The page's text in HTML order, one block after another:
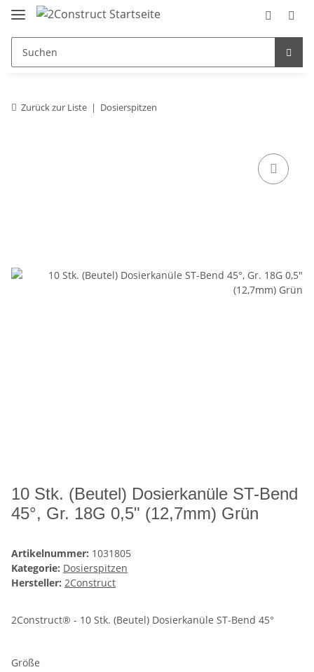
Zurück zur Liste Dosierspitzen
10 Stk. (Beutel) Dosierkanüle ST-Bend
45°, Gr. 18G 0,5" (12,7mm) Grün
Artikelnummer: 1031805
Kategorie: Dosierspitzen
Hersteller: 2Construct
2Construct® - 10 Stk. (Beutel) Dosierkanüle ST-Bend 45°
Größe